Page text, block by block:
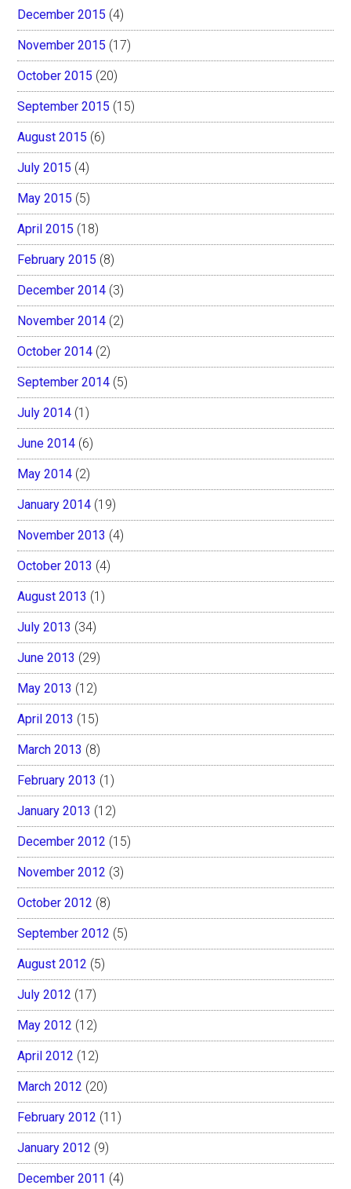
December 2015 (4)
November 2015 (17)
October 2015 (20)
September 2015 (15)
August 2015 (6)
July 2015 (4)
May 2015 (5)
April 2015 (18)
February 2015 (8)
December 2014 (3)
November 2014 (2)
October 2014 (2)
September 2014 (5)
July 2014 (1)
June 2014 (6)
May 2014 (2)
January 2014 (19)
November 2013 (4)
October 2013 (4)
August 2013 (1)
July 2013 (34)
June 2013 (29)
May 2013 (12)
April 2013 (15)
March 2013 (8)
February 2013 (1)
January 2013 (12)
December 2012 (15)
November 2012 (3)
October 2012 (8)
September 2012 (5)
August 2012 (5)
July 2012 (17)
May 2012 (12)
April 2012 (12)
March 2012 (20)
February 2012 (11)
January 2012 (9)
December 2011 (4)